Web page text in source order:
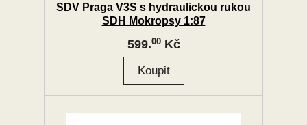
SDV Praga V3S s hydraulickou rukou
SDH Mokropsy 1:87
599.00Kč